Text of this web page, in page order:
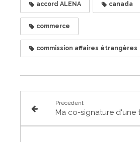
accord ALENA canada
commerce
commission affaires étrangères
Précédent